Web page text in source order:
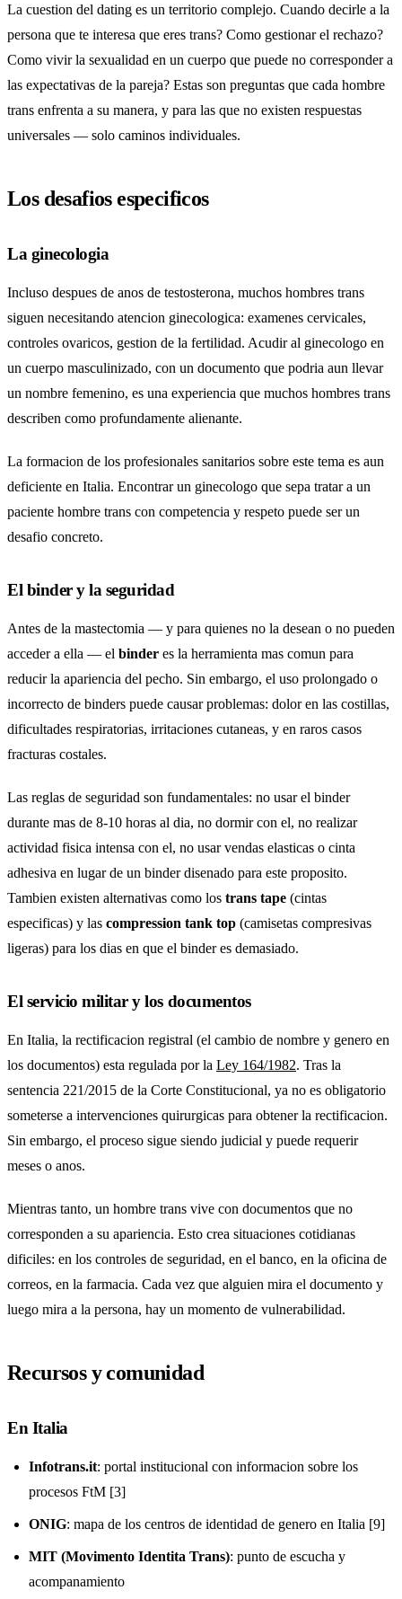
La cuestion del dating es un territorio complejo. Cuando decirle a la
persona que te interesa que eres trans? Como gestionar el rechazo?
Como vivir la sexualidad en un cuerpo que puede no corresponder a
las expectativas de la pareja? Estas son preguntas que cada hombre
trans enfrenta a su manera, y para las que no existen respuestas
universales — solo caminos individuales.
Los desafios especificos
La ginecologia
Incluso despues de anos de testosterona, muchos hombres trans
siguen necesitando atencion ginecologica: examenes cervicales,
controles ovaricos, gestion de la fertilidad. Acudir al ginecologo en
un cuerpo masculinizado, con un documento que podria aun llevar
un nombre femenino, es una experiencia que muchos hombres trans
describen como profundamente alienante.
La formacion de los profesionales sanitarios sobre este tema es aun
deficiente en Italia. Encontrar un ginecologo que sepa tratar a un
paciente hombre trans con competencia y respeto puede ser un
desafio concreto.
El binder y la seguridad
Antes de la mastectomia — y para quienes no la desean o no pueden
acceder a ella — el binder es la herramienta mas comun para
reducir la apariencia del pecho. Sin embargo, el uso prolongado o
incorrecto de binders puede causar problemas: dolor en las costillas,
dificultades respiratorias, irritaciones cutaneas, y en raros casos
fracturas costales.
Las reglas de seguridad son fundamentales: no usar el binder
durante mas de 8-10 horas al dia, no dormir con el, no realizar
actividad fisica intensa con el, no usar vendas elasticas o cinta
adhesiva en lugar de un binder disenado para este proposito.
Tambien existen alternativas como los trans tape (cintas
especificas) y las compression tank top (camisetas compresivas
ligeras) para los dias en que el binder es demasiado.
El servicio militar y los documentos
En Italia, la rectificacion registral (el cambio de nombre y genero en
los documentos) esta regulada por la Ley 164/1982. Tras la
sentencia 221/2015 de la Corte Constitucional, ya no es obligatorio
someterse a intervenciones quirurgicas para obtener la rectificacion.
Sin embargo, el proceso sigue siendo judicial y puede requerir
meses o anos.
Mientras tanto, un hombre trans vive con documentos que no
corresponden a su apariencia. Esto crea situaciones cotidianas
dificiles: en los controles de seguridad, en el banco, en la oficina de
correos, en la farmacia. Cada vez que alguien mira el documento y
luego mira a la persona, hay un momento de vulnerabilidad.
Recursos y comunidad
En Italia
Infotrans.it: portal institucional con informacion sobre los
procesos FtM [3]
ONIG: mapa de los centros de identidad de genero en Italia [9]
MIT (Movimento Identita Trans): punto de escucha y
acompanamiento